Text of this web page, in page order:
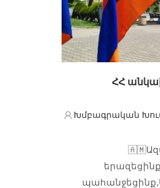
ՀՀ
Խմբագրական